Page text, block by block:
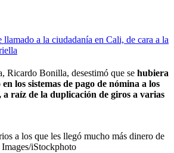
llamado a la ciudadanía en Cali, de cara a la
Ricardo Bonilla, desestimó que se hubiera
los sistemas de pago de nómina a los
a raíz de la duplicación de giros a varias
a los que les llegó mucho más dinero de
iStockphoto